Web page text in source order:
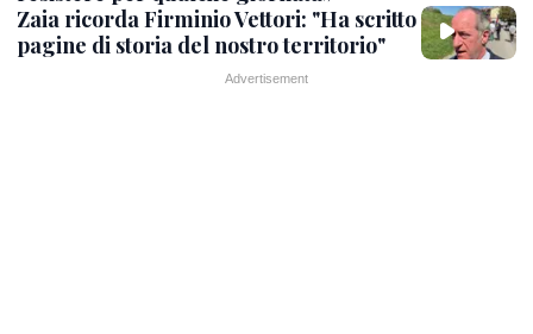
Zaia ricorda Firminio Vettori: "Ha scritto
pagine di storia del nostro territorio"